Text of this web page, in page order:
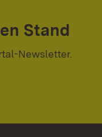
Stand
Newsletter.